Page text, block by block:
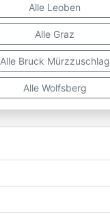
Alle Leoben
Alle Graz
Alle Bruck Mürzzuschlag
Alle Wolfsberg